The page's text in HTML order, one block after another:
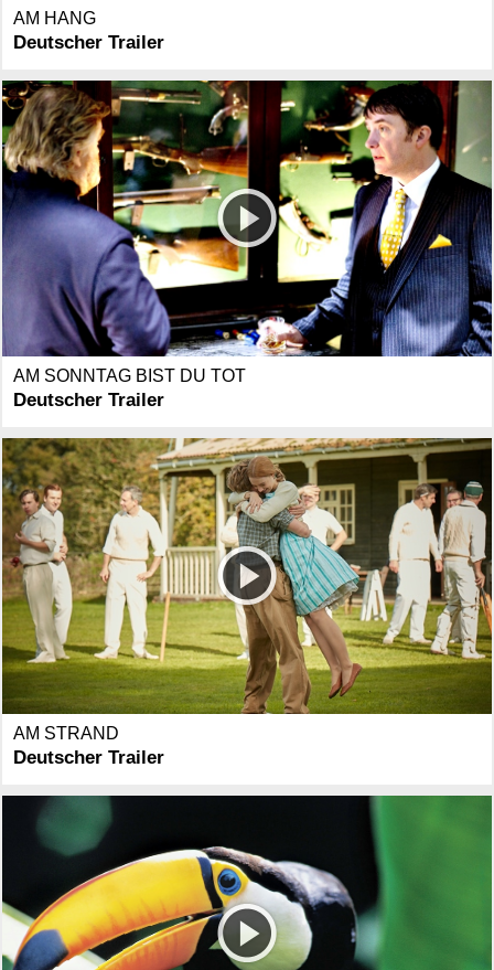
AM HANG
Deutscher Trailer
AM SONNTAG BIST DU TOT
Deutscher Trailer
AM STRAND
Deutscher Trailer